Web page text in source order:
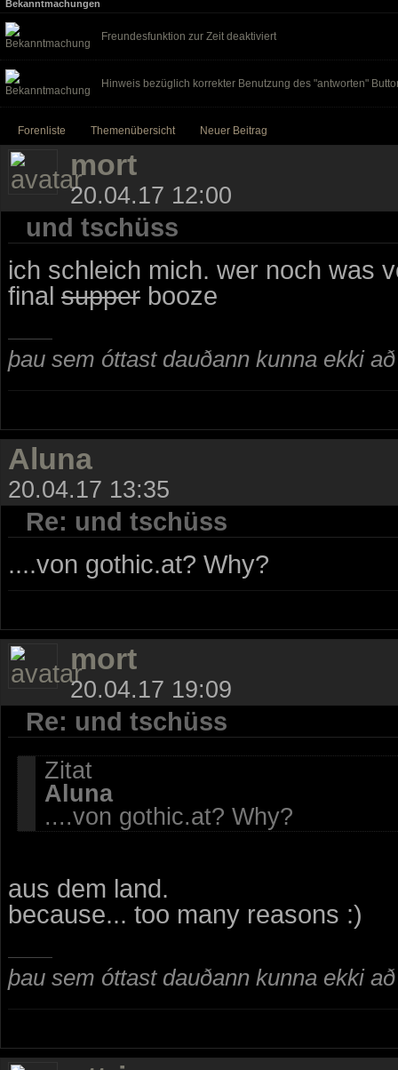
Bekanntmachungen
Freundesfunktion zur Zeit deaktiviert
Hinweis bezüglich korrekter Benutzung des "antworten"
Forenliste Themenübersicht Neuer Beitrag
mort
20.04.17 12:00
und tschüss
ich schleich mich. wer noch was
final supper booze
þau sem óttast dauðann kunna ekki
Aluna
20.04.17 13:35
Re: und tschüss
....von gothic.at? Why?
mort
20.04.17 19:09
Re: und tschüss
Zitat
Aluna
....von gothic.at? Why?
aus dem land.
because... too many reasons :)
þau sem óttast dauðann kunna ekki